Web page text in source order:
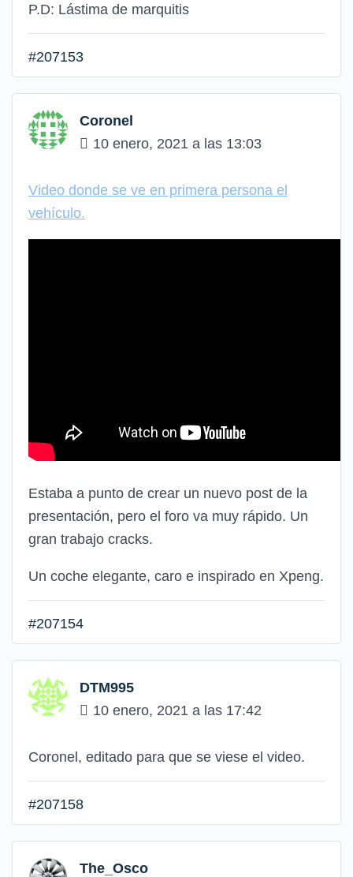
P.D: Lástima de marquitis
#207153
Coronel
10 enero, 2021 a las 13:03
Video donde se ve en primera persona el
vehículo.
Estaba a punto de crear un nuevo post de la
presentación, pero el foro va muy rápido. Un
gran trabajo cracks.
Un coche elegante, caro e inspirado en Xpeng.
#207154
DTM995
10 enero, 2021 a las 17:42
Coronel, editado para que se viese el video.
#207158
The_Osco